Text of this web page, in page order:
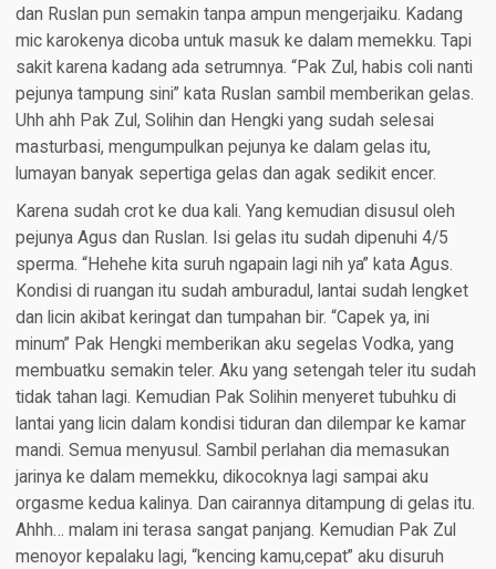
dan Ruslan pun semakin tanpa ampun mengerjaiku. Kadang
mic karokenya dicoba untuk masuk ke dalam memekku. Tapi
sakit karena kadang ada setrumnya. “Pak Zul, habis coli nanti
pejunya tampung sini” kata Ruslan sambil memberikan gelas.
Uhh ahh Pak Zul, Solihin dan Hengki yang sudah selesai
masturbasi, mengumpulkan pejunya ke dalam gelas itu,
lumayan banyak sepertiga gelas dan agak sedikit encer.
Karena sudah crot ke dua kali. Yang kemudian disusul oleh
pejunya Agus dan Ruslan. Isi gelas itu sudah dipenuhi 4/5
sperma. “Hehehe kita suruh ngapain lagi nih ya” kata Agus.
Kondisi di ruangan itu sudah amburadul, lantai sudah lengket
dan licin akibat keringat dan tumpahan bir. “Capek ya, ini
minum” Pak Hengki memberikan aku segelas Vodka, yang
membuatku semakin teler. Aku yang setengah teler itu sudah
tidak tahan lagi. Kemudian Pak Solihin menyeret tubuhku di
lantai yang licin dalam kondisi tiduran dan dilempar ke kamar
mandi. Semua menyusul. Sambil perlahan dia memasukan
jarinya ke dalam memekku, dikocoknya lagi sampai aku
orgasme kedua kalinya. Dan cairannya ditampung di gelas itu.
Ahhh… malam ini terasa sangat panjang. Kemudian Pak Zul
menoyor kepalaku lagi, “kencing kamu,cepat” aku disuruh